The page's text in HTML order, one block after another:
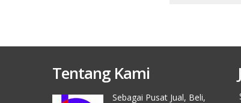
Tentang Kami
Sebagai Pusat Jual, Beli,